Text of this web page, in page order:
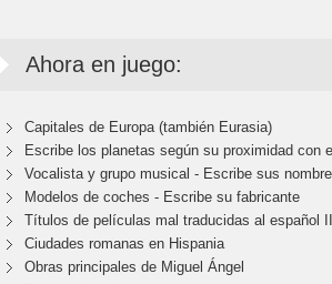
Ahora en juego:
Capitales de Europa (también Eurasia)
Escribe los planetas según su proximidad con
Vocalista y grupo musical - Escribe sus
Modelos de coches - Escribe su fabricante
Títulos de películas mal traducidas al español II
Ciudades romanas en Hispania
Obras principales de Miguel Ángel